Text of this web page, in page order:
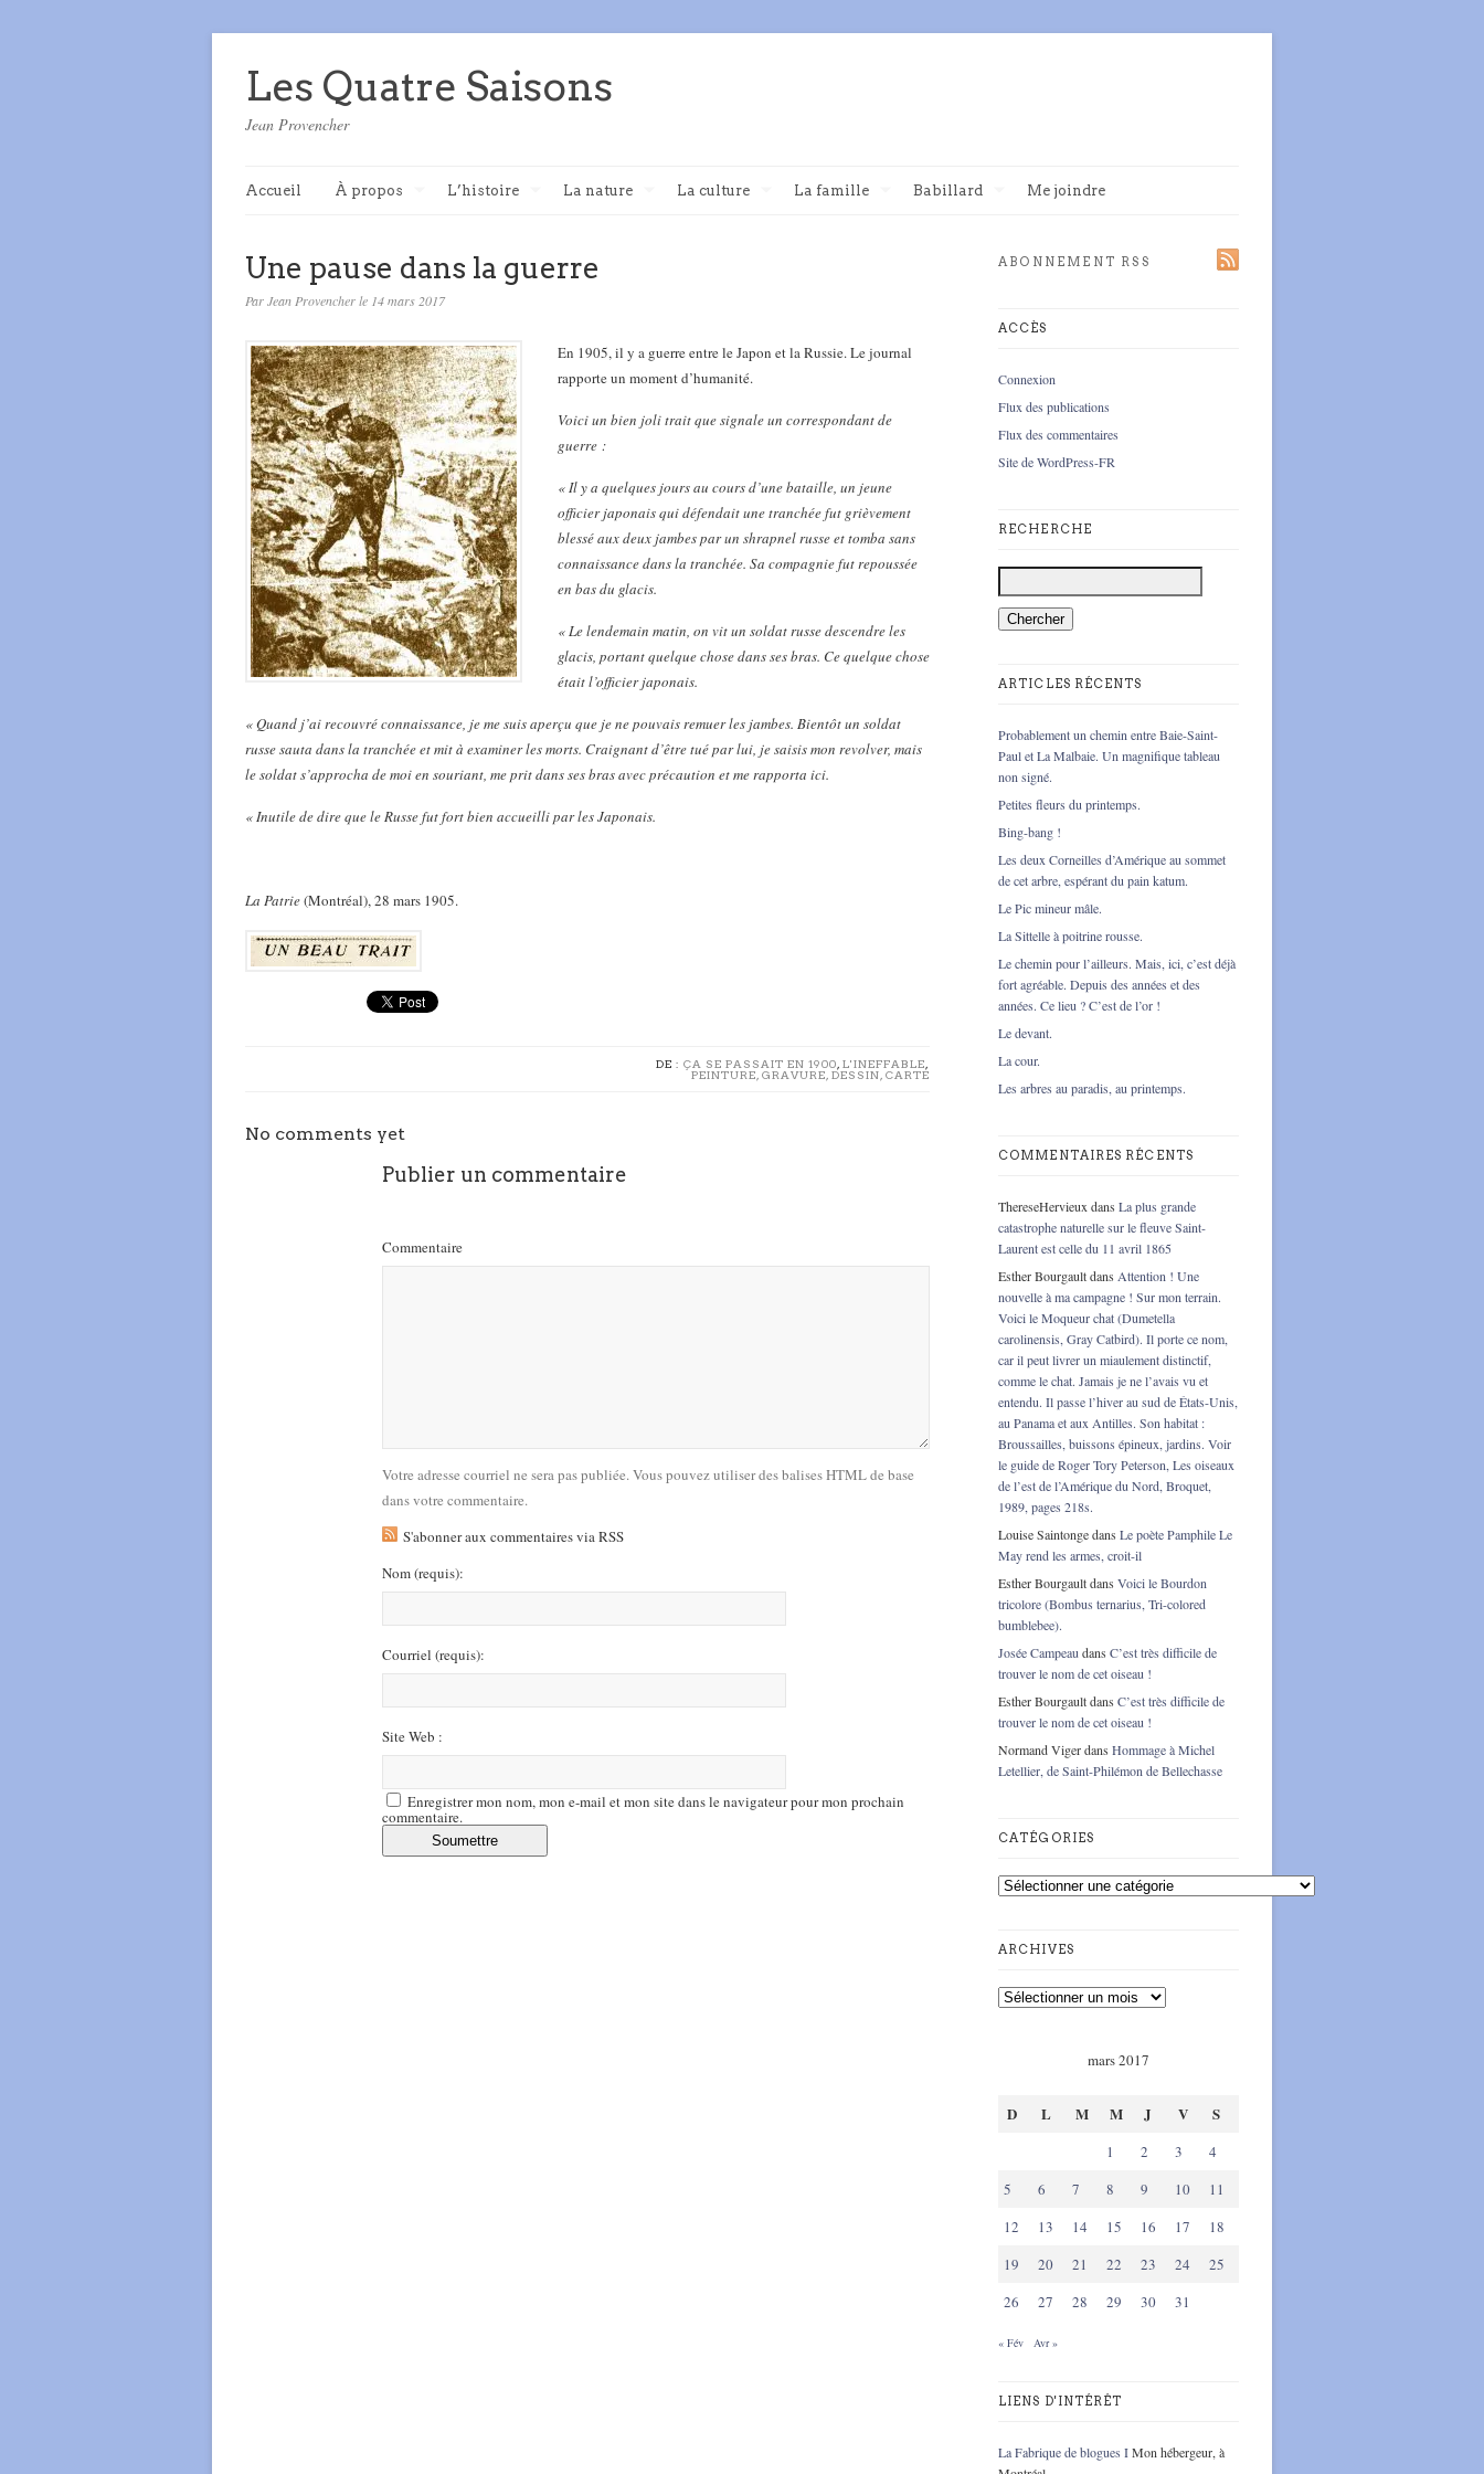
Les Quatre Saisons
Jean Provencher
Accueil À propos L’histoire La nature La culture La famille Babillard Me joindre
Une pause dans la guerre
Par Jean Provencher le 14 mars 2017
En 1905, il y a guerre entre le Japon et la Russie. Le journal
rapporte un moment d’humanité.
Voici un bien joli trait que signale un correspondant de
guerre :
« Il y a quelques jours au cours d’une bataille, un jeune
officier japonais qui défendait une tranchée fut grièvement
blessé aux deux jambes par un shrapnel russe et tomba sans
connaissance dans la tranchée. Sa compagnie fut repoussée
en bas du glacis.
« Le lendemain matin, on vit un soldat russe descendre les
glacis, portant quelque chose dans ses bras. Ce quelque chose
était l’officier japonais.
« Quand j’ai recouvré connaissance, je me suis aperçu que je ne pouvais remuer les jambes. Bientôt un soldat
russe sauta dans la tranchée et mit à examiner les morts. Craignant d’être tué par lui, je saisis mon revolver, mais
le soldat s’approcha de moi en souriant, me prit dans ses bras avec précaution et me rapporta ici.
« Inutile de dire que le Russe fut fort bien accueilli par les Japonais.
La Patrie(Montréal), 28 mars 1905.
DE : ÇA SE PASSAIT EN 1900, L'INEFFABLE,
PEINTURE, GRAVURE, DESSIN, CARTE
No comments yet
Publier un commentaire
Commentaire
Votre adresse courriel ne sera pas publiée. Vous pouvez utiliser des balises HTML de base
dans votre commentaire.
S'abonner aux commentaires via RSS
Nom(requis):
Courriel (requis):
Site Web :
Enregistrer mon nom, mon e-mail et mon site dans le navigateur pour mon prochain
commentaire.
ABONNEMENT RSS
ACCÈS
Connexion
Flux des publications
Flux des commentaires
Site de WordPress-FR
RECHERCHE
ARTICLES RÉCENTS
Probablement un chemin entre Baie-Saint-
Paul et La Malbaie. Un magnifique tableau
non signé.
Petites fleurs du printemps.
Bing-bang !
Les deux Corneilles d’Amérique au sommet
de cet arbre, espérant du pain katum.
Le Pic mineur mâle.
La Sittelle à poitrine rousse.
Le chemin pour l’ailleurs. Mais, ici, c’est déjà
fort agréable. Depuis des années et des
années. Ce lieu ? C’est de l’or !
Le devant.
La cour.
Les arbres au paradis, au printemps.
COMMENTAIRES RÉCENTS
ThereseHervieux dans La plus grande
catastrophe naturelle sur le fleuve Saint-
Laurent est celle du 11 avril 1865
Esther Bourgaultdans Attention ! Une
nouvelle à ma campagne ! Sur mon terrain.
Voici le Moqueur chat (Dumetella
carolinensis, Gray Catbird). Il porte ce nom,
car il peut livrer un miaulement distinctif,
comme le chat. Jamais je ne l’avais vu et
entendu. Il passe l’hiver au sud de États-Unis,
au Panama et aux Antilles. Son habitat :
Broussailles, buissons épineux, jardins. Voir
le guide de Roger Tory Peterson, Les oiseaux
de l’est de l’Amérique du Nord, Broquet,
1989, pages 218s.
Louise Saintongedans Le poète Pamphile Le
May rend les armes, croit-il
Esther Bourgaultdans Voici le Bourdon
tricolore (Bombus ternarius, Tri-colored
bumblebee).
Josée Campeau dans C’est très difficile de
trouver le nom de cet oiseau !
Esther Bourgaultdans C’est très difficile de
trouver le nom de cet oiseau !
Normand Vigerdans Hommage à Michel
Letellier, de Saint-Philémon de Bellechasse
CATÉGORIES
ARCHIVES
mars 2017
D L M M J V S
1 2 3
4
5
6 7 8 9 10
11
12
13 14 15 16 17
18
19
20 21 22 23 24
25
26
27 28 29 30 31
« Fév Avr »
LIENS D'INTÉRÊT
La Fabrique de blogues IMon hébergeur, à